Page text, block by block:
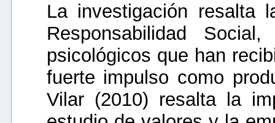
La investigación resalta
Responsabilidad
psicológicos que han
fuerte impulso como
Vilar (2010) resalta la